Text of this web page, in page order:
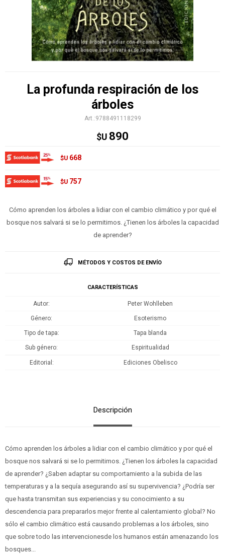
La profunda respiración de los
árboles
9788491118299
$U 890
$U 668
$U 757
Cómo aprenden los árboles a lidiar con el cambio climático y por qué el
bosque nos salvará si se lo permitimos. ¿Tienen los árboles la capacidad
de aprender?
MÉTODOS Y COSTOS DE ENVÍO
CARACTERÍSTICAS
Autor Peter Wohlleben
Género Esoterismo
Tipo de tapa Tapa blanda
Sub género Espiritualidad
Editorial Ediciones Obelisco
Descripción
Cómo aprenden los árboles a lidiar con el cambio climático y por qué el
bosque nos salvará si se lo permitimos. ¿Tienen los árboles la capacidad
de aprender? ¿Saben adaptar su comportamiento a la subida de las
temperaturas y a la sequía asegurando así su supervivencia? ¿Podría ser
que hasta transmitan sus experiencias y su conocimiento a su
descendencia para prepararlos mejor frente al calentamiento global? No
sólo el cambio climático está causando problemas a los árboles, sino
que sobre todo las intervencionesde los humanos están amenazando los
bosques...